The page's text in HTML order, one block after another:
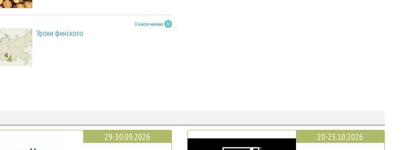
В центре внимания
Уроки финского
29-30.09.2026 20-23.10.2026